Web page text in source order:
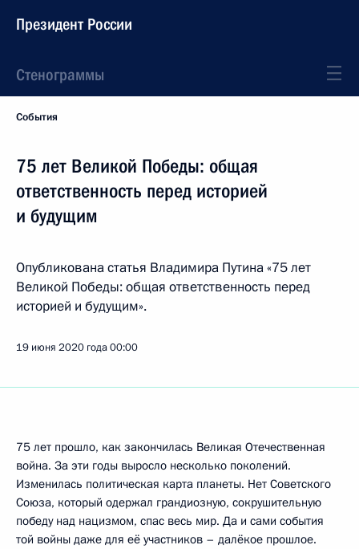
Президент России
Стенограммы
События
75 лет Великой Победы: общая
ответственность перед историей
и будущим
Опубликована статья Владимира Путина «75 лет
Великой Победы: общая ответственность перед
историей и будущим».
19 июня 2020 года00:00
75 лет прошло, как закончилась Великая Отечественная
война. За эти годы выросло несколько поколений.
Изменилась политическая карта планеты. Нет Советского
Союза, который одержал грандиозную, сокрушительную
победу над нацизмом, спас весь мир. Да и сами события
той войны даже для её участников – далёкое прошлое.